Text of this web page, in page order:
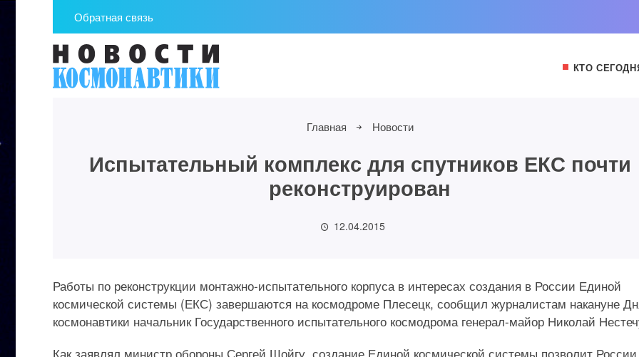
Обратная связь
КТО
Главная Новости
Испытательный комплекс для спутников ЕКС почти
реконструирован
12.04.2015
Работы по реконструкции монтажно-испытательного корпуса в интересах создания в России Единой
космической системы (ЕКС) завершаются на космодроме Плесецк, сообщил журналистам накануне
космонавтики начальник Государственного испытательного космодрома генерал-майор Николай
Как заявлял министр обороны Сергей Шойгу, создание Единой космической системы позволит России